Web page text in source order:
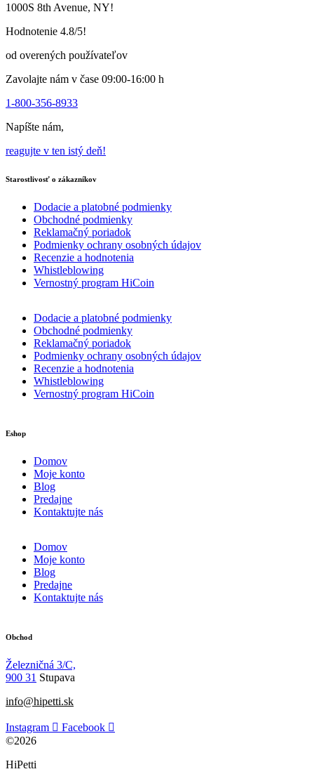
vybrať
na
stránke
produktu
1000S 8th Avenue, NY!
Hodnotenie 4.8/5!
od overených používateľov
Zavolajte nám v čase 09:00-16:00 h
1-800-356-8933
Napíšte nám,
reagujte v ten istý deň!
Starostlivosť o zákazníkov
Dodacie a platobné podmienky
Obchodné podmienky
Reklamačný poriadok
Podmienky ochrany osobných údajov
Recenzie a hodnotenia
Whistleblowing
Vernostný program HiCoin
Dodacie a platobné podmienky
Obchodné podmienky
Reklamačný poriadok
Podmienky ochrany osobných údajov
Recenzie a hodnotenia
Whistleblowing
Vernostný program HiCoin
Eshop
Domov
Moje konto
Blog
Predajne
Kontaktujte nás
Domov
Moje konto
Blog
Predajne
Kontaktujte nás
Obchod
Železničná 3/C,
900 31 Stupava
info@hipetti.sk
Instagram
Facebook
©2026
HiPetti